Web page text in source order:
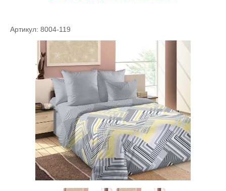
Артикул: 8004-119